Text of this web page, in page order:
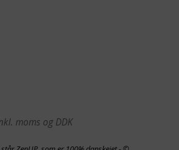
moms og DDK